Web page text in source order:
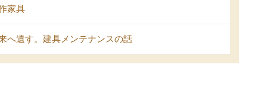
家具
へ遺す。建具メンテナンスの話